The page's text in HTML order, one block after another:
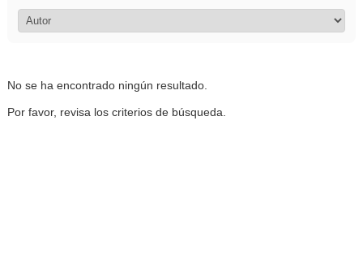
No se ha encontrado ningún resultado.
Por favor, revisa los criterios de búsqueda.